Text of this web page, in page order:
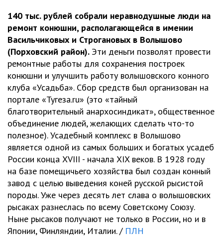
140 тыс. рублей собрали неравнодушные люди на
ремонт конюшни, располагающейся в имении
Васильчиковых и Строгановых в Волышово
(Порховский район). Эти деньги позволят провести
ремонтные работы для сохранения построек
конюшни и улучшить работу волышовского конного
клуба «Усадьба». Сбор средств был организован на
портале «Тугеза.ru» (это «тайный
благотворительный анархосиндикат», общественное
объединение людей, желающих сделать что-то
полезное). Усадебный комплекс в Волышово
является одной из самых больших и богатых усадеб
России конца XVIII - начала XIX веков. В 1928 году
на базе помещичьего хозяйства был создан конный
завод с целью выведения коней русской рысистой
породы. Уже через десять лет слава о волышовских
рысаках разнеслась по всему Советскому Союзу.
Ныне рысаков получают не только в России, но и в
Японии, Финляндии, Италии. / ПЛН